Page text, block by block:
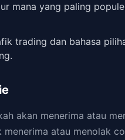
mana yang paling
trading dan bahasa
akan menerima atau
atau menolak